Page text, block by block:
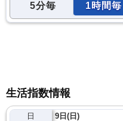
5分毎 1時間毎
生活指数情報
日
9日(日)